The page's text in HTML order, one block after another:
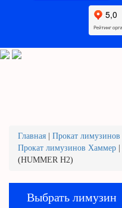
Главная Прокат лимузинов
Прокат лимузинов Хаммер
(HUMMER H2)
Выбрать лимузин